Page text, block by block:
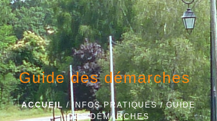
Guide des démarches
ACCUEIL /INFOS PRATIQUES/GUIDE
DES DÉMARCHES